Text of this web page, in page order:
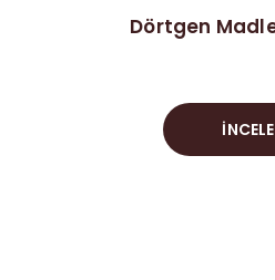
Dörtgen
İNCELE